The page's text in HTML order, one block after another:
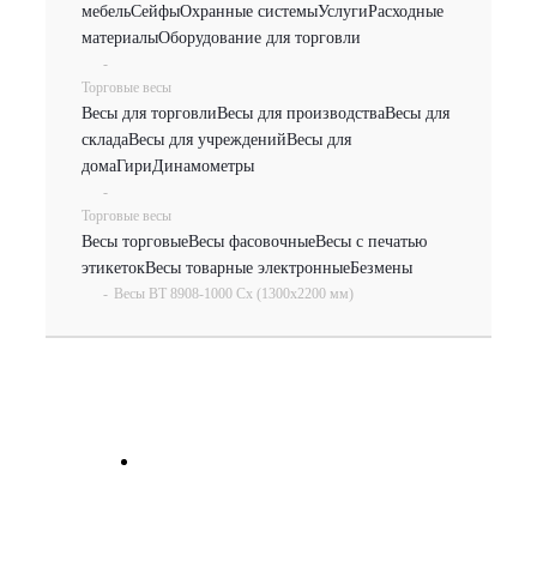
мебельСейфыОхранные системыУслугиРасходные
материалыОборудование для торговли
-
Торговые весы
Весы для торговлиВесы для производстваВесы для
складаВесы для учрежденийВесы для
домаГириДинамометры
-
Торговые весы
Весы торговыеВесы фасовочныеВесы с печатью
этикетокВесы товарные электронныеБезмены
- Весы ВТ 8908-1000 Сх (1300х2200 мм)